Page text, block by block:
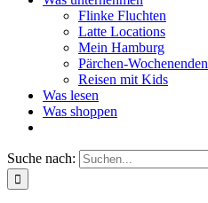
Flinke Fluchten
Latte Locations
Mein Hamburg
Pärchen-Wochenenden
Reisen mit Kids
Was lesen
Was shoppen
Suche nach: